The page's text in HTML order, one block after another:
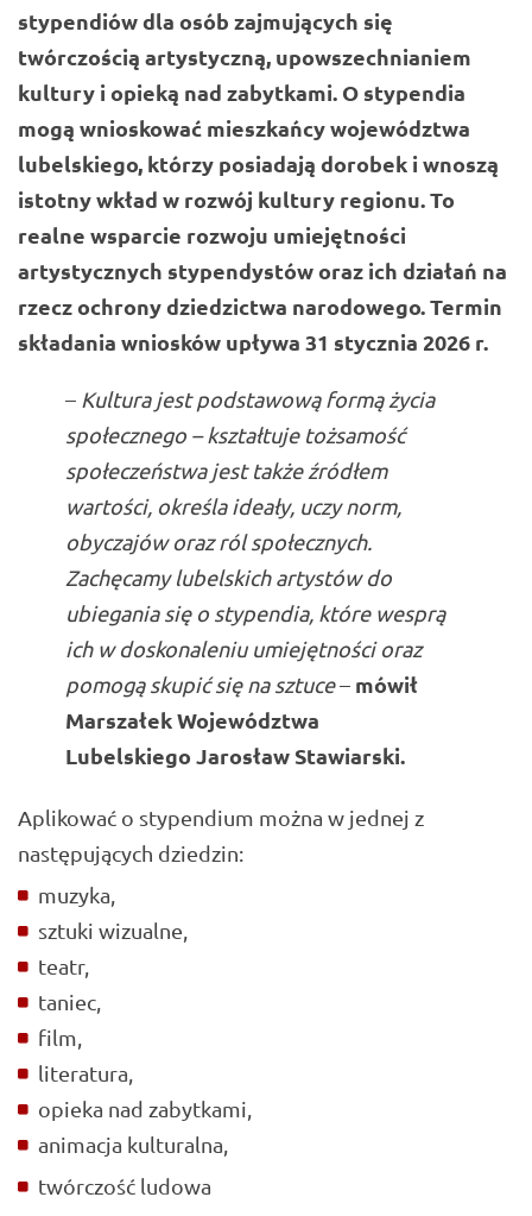
stypendiów dla osób zajmujących się
twórczością artystyczną, upowszechnianiem
kultury i opieką nad zabytkami. O stypendia
mogą wnioskować mieszkańcy województwa
lubelskiego, którzy posiadają dorobek i wnoszą
istotny wkład w rozwój kultury regionu. To
realne wsparcie rozwoju umiejętności
artystycznych stypendystów oraz ich działań na
rzecz ochrony dziedzictwa narodowego. Termin
składania wniosków upływa 31 stycznia 2026 r.
– Kultura jest podstawową formą życia
społecznego – kształtuje tożsamość
społeczeństwa jest także źródłem
wartości, określa ideały, uczy norm,
obyczajów oraz ról społecznych.
Zachęcamy lubelskich artystów do
ubiegania się o stypendia, które wesprą
ich w doskonaleniu umiejętności oraz
pomogą skupić się na sztuce– mówił
Marszałek Województwa
Lubelskiego Jarosław Stawiarski.
Aplikować o stypendium można w jednej z
następujących dziedzin:
muzyka,
sztuki wizualne,
teatr,
taniec,
film,
literatura,
opieka nad zabytkami,
animacja kulturalna,
twórczość ludowa